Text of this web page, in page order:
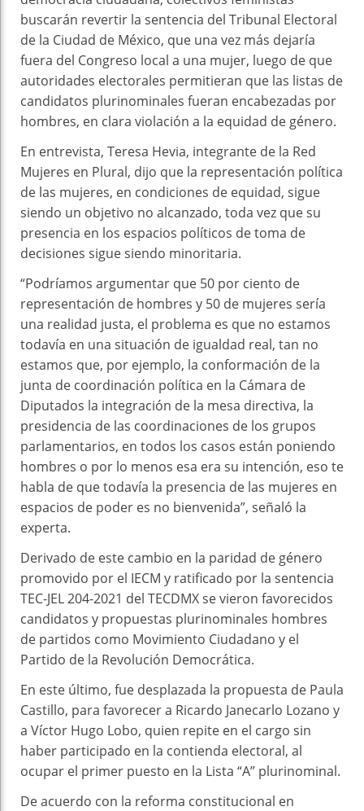
buscarán revertir la sentencia del Tribunal Electoral
de la Ciudad de México, que una vez más dejaría
fuera del Congreso local a una mujer, luego de que
autoridades electorales permitieran que las listas de
candidatos plurinominales fueran encabezadas por
hombres, en clara violación a la equidad de género.
En entrevista, Teresa Hevia, integrante de la Red
Mujeres en Plural, dijo que la representación política
de las mujeres, en condiciones de equidad, sigue
siendo un objetivo no alcanzado, toda vez que su
presencia en los espacios políticos de toma de
decisiones sigue siendo minoritaria.
“Podríamos argumentar que 50 por ciento de
representación de hombres y 50 de mujeres sería
una realidad justa, el problema es que no estamos
todavía en una situación de igualdad real, tan no
estamos que, por ejemplo, la conformación de la
junta de coordinación política en la Cámara de
Diputados la integración de la mesa directiva, la
presidencia de las coordinaciones de los grupos
parlamentarios, en todos los casos están poniendo
hombres o por lo menos esa era su intención, eso te
habla de que todavía la presencia de las mujeres en
espacios de poder es no bienvenida”, señaló la
experta.
Derivado de este cambio en la paridad de género
promovido por el IECM y ratificado por la sentencia
TEC-JEL 204-2021 del TECDMX se vieron favorecidos
candidatos y propuestas plurinominales hombres
de partidos como Movimiento Ciudadano y el
Partido de la Revolución Democrática.
En este último, fue desplazada la propuesta de Paula
Castillo, para favorecer a Ricardo Janecarlo Lozano y
a Víctor Hugo Lobo, quien repite en el cargo sin
haber participado en la contienda electoral, al
ocupar el primer puesto en la Lista “A” plurinominal.
De acuerdo con la reforma constitucional en